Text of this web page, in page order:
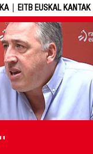
EITB EUSKAL KANTAK